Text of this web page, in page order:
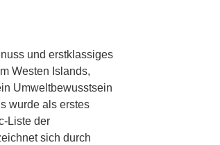
und erstklassiges
Westen Islands,
Umweltbewusstsein
wurde als erstes
Liste der
sich durch